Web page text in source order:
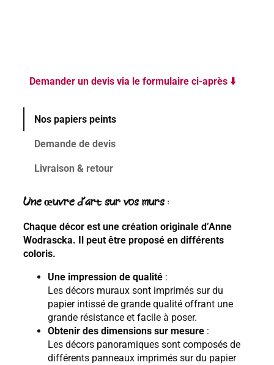
Demander un devis via le formulaire ci-après ⬇️
Nos papiers peints
Demande de devis
Livraison & retour
Une œuvre d’art sur vos murs :
Chaque décor est une création originale d’Anne
Wodrascka. Il peut être proposé en différents
coloris.
Une impression de qualité :
Les décors muraux sont imprimés sur du
papier intissé de grande qualité offrant une
grande résistance et facile à poser.
Obtenir des dimensions sur mesure :
Les décors panoramiques sont composés de
différents panneaux imprimés sur du papier